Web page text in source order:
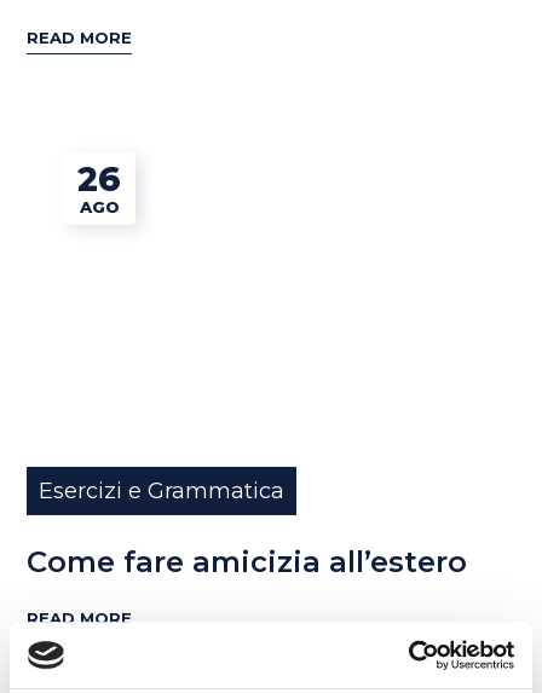
READ MORE
26
AGO
Esercizi e Grammatica
Come fare amicizia all’estero
READ MORE